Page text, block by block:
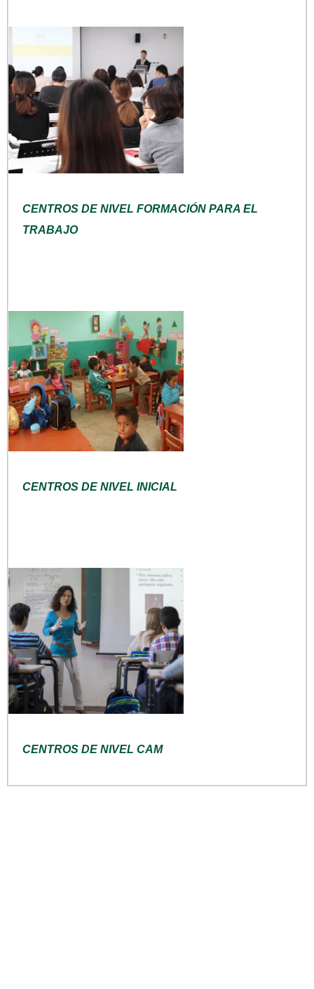
CENTROS DE NIVEL FORMACIÓN PARA EL
TRABAJO
CENTROS DE NIVEL INICIAL
CENTROS DE NIVEL CAM